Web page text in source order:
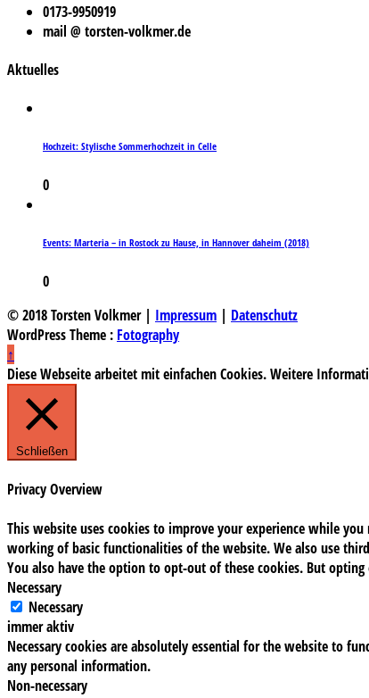
0173-9950919
mail @ torsten-volkmer.de
Aktuelles
Hochzeit: Stylische Sommerhochzeit in Celle
0
Events: Marteria – in Rostock zu Hause, in Hannover daheim (2018)
0
© 2018 Torsten Volkmer | Impressum | Datenschutz
WordPress Theme : Fotography
↑
Diese Webseite arbeitet mit einfachen Cookies. Weitere
Schließen
Privacy Overview
This website uses cookies to improve your experience while
working of basic functionalities of the website. We also use
You also have the option to opt-out of these cookies. But
Necessary
Necessary
immer aktiv
Necessary cookies are absolutely essential for the website to
any personal information.
Non-necessary